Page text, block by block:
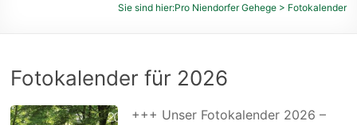
der
Feldmarken
Sie sind hier:Pro Niendorfer Gehege> Fotokalender
Fotokalender für 2026
+++ Unser Fotokalender 2026 –